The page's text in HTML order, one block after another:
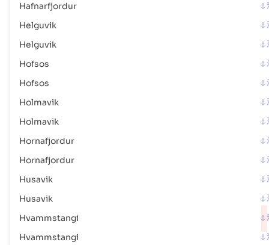
Hafnarfjordur
Helguvik
Helguvik
Hofsos
Hofsos
Holmavik
Holmavik
Hornafjordur
Hornafjordur
Husavik
Husavik
Hvammstangi
Hvammstangi